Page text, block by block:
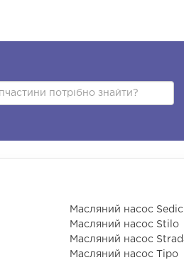
Масляний насос
Масляний насос Stilo
Масляний насос
Масляний насос Tipo